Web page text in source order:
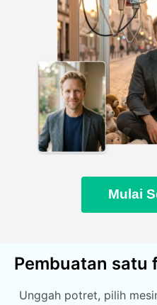
Mulai
Pembuatan satu
Unggah potret, pilih